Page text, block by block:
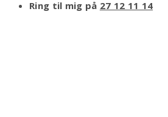
Ring til mig på 27 12 11 14